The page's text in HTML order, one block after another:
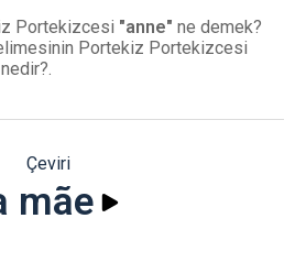
Portekizcesi "anne" ne demek?
Portekiz Portekizcesi
Çeviri
mãe